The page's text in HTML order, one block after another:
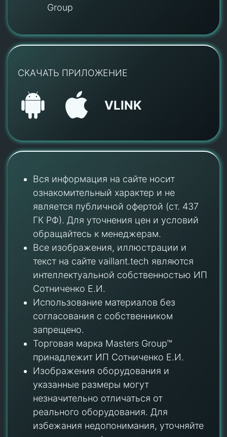
Group
СКАЧАТЬ ПРИЛОЖЕНИЕ
VLINK
Вся информация на сайте носит
ознакомительный характер и не
является публичной офертой (ст. 437
ГК РФ). Для уточнения цен и условий
обращайтесь к менеджерам.
Все изображения, иллюстрации и
текст на сайте vaillant.tech являются
интеллектуальной собственностью ИП
Сотниченко Е.И.
Использование материалов без
согласования с собственником
запрещено.
Торговая марка Masters Group™
принадлежит ИП Сотниченко Е.И.
Изображения оборудования и
указанные размеры могут
незначительно отличаться от
реального оборудования. Для
избежания недопонимания, уточняйте